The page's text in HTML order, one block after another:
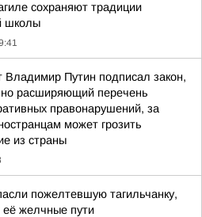
сохраняют традиции
школы
Владимир Путин подписал закон,
расширяющий перечень
правонарушений, за
может грозить
из страны
пожелтевшую тагильчанку,
её желчные пути